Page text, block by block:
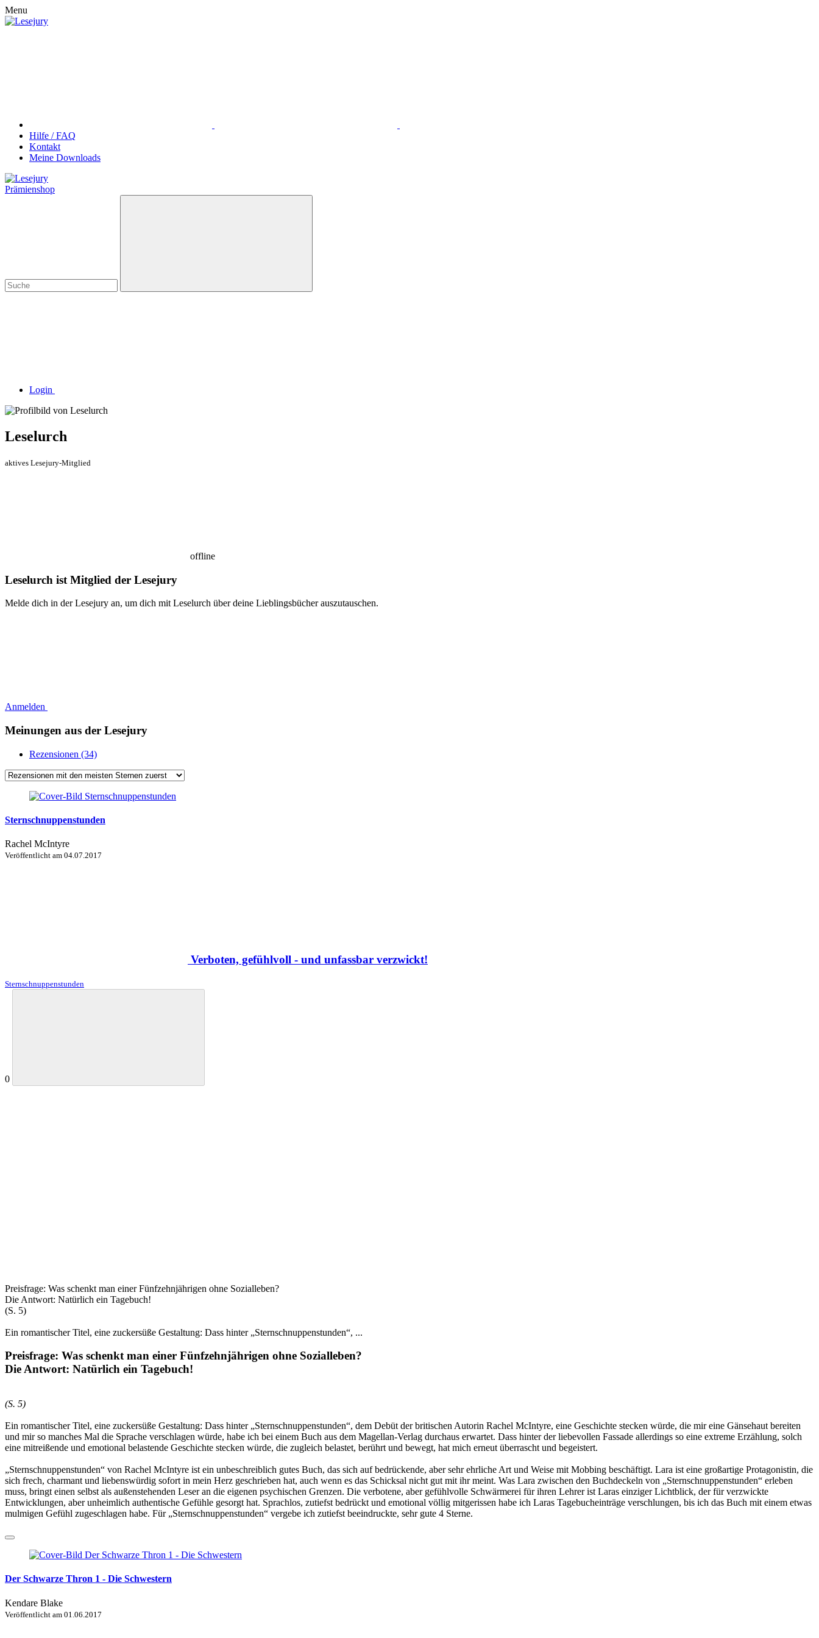
Menu
Hilfe / FAQ
Kontakt
Meine Downloads
Prämienshop
Login
Leselurch
aktives Lesejury-Mitglied
offline
Leselurch ist Mitglied der Lesejury
Melde dich in der Lesejury an, um dich mit Leselurch über deine Lieblingsbücher auszutauschen.
Anmelden
Meinungen aus der Lesejury
Rezensionen (34)
Sternschnuppenstunden
Rachel McIntyre
Veröffentlicht am 04.07.2017
Verboten, gefühlvoll - und unfassbar verzwickt!
Sternschnuppenstunden
0
Preisfrage: Was schenkt man einer Fünfzehnjährigen ohne Sozialleben?
Die Antwort: Natürlich ein Tagebuch!
(S. 5)
Ein romantischer Titel, eine zuckersüße Gestaltung: Dass hinter „Sternschnuppenstunden“, ...
Preisfrage: Was schenkt man einer Fünfzehnjährigen ohne Sozialleben?
Die Antwort: Natürlich ein Tagebuch!
(S. 5)
Ein romantischer Titel, eine zuckersüße Gestaltung: Dass hinter „Sternschnuppenstunden“, dem Debüt der britischen Autorin Rachel McIntyre, eine Geschichte stecken würde, die mir eine Gänsehaut bereiten
und mir so manches Mal die Sprache verschlagen würde, habe ich bei einem Buch aus dem Magellan-Verlag durchaus erwartet. Dass hinter der liebevollen Fassade allerdings so eine extreme Erzählung, solch
eine mitreißende und emotional belastende Geschichte stecken würde, die zugleich belastet, berührt und bewegt, hat mich erneut überrascht und begeistert.
„Sternschnuppenstunden“ von Rachel McIntyre ist ein unbeschreiblich gutes Buch, das sich auf bedrückende, aber sehr ehrliche Art und Weise mit Mobbing beschäftigt. Lara ist eine großartige Protagonistin, die
sich frech, charmant und liebenswürdig sofort in mein Herz geschrieben hat, auch wenn es das Schicksal nicht gut mit ihr meint. Was Lara zwischen den Buchdeckeln von „Sternschnuppenstunden“ erleben
muss, bringt einen selbst als außenstehenden Leser an die eigenen psychischen Grenzen. Die verbotene, aber gefühlvolle Schwärmerei für ihren Lehrer ist Laras einziger Lichtblick, der für verzwickte
Entwicklungen, aber unheimlich authentische Gefühle gesorgt hat. Sprachlos, zutiefst bedrückt und emotional völlig mitgerissen habe ich Laras Tagebucheinträge verschlungen, bis ich das Buch mit einem etwas
mulmigen Gefühl zugeschlagen habe. Für „Sternschnuppenstunden“ vergebe ich zutiefst beeindruckte, sehr gute 4 Sterne.
Der Schwarze Thron 1 - Die Schwestern
Kendare Blake
Veröffentlicht am 01.06.2017